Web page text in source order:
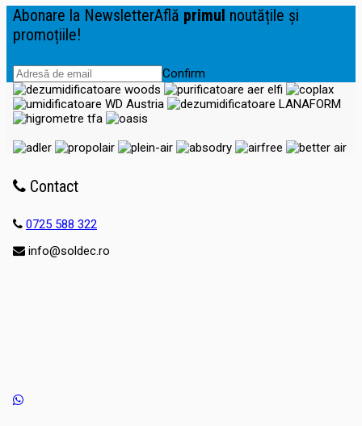
Abonare la NewsletterAflă primul noutățile și
promoțiile!
Confirm
Contact
0725 588 322
info@soldec.ro